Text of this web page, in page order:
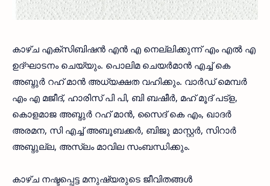
കാഴ്ച എക്‌സിബിഷന്‍ എന്‍ എ നെല്ലിക്കുന്ന് എം എല്‍ എ
ഉദ്ഘാടനം ചെയ്യും. പൊലിമ ചെയര്‍മാന്‍ എച്ച് കെ
അബ്ദുര്‍ റഹ് മാന്‍ അധ്യക്ഷത വഹിക്കും. വാര്‍ഡ് മെമ്പര്‍
എം എ മജീദ്, ഹാരിസ് പി പി, ബി ബഷീര്‍, മഹ് മൂദ് പട്‌ള,
കൊളമാജ അബ്ദുര്‍ റഹ് മാന്‍, സൈദ് കെ എം, ഖാദര്‍
അരമന, സി എച്ച് അബൂബക്കര്‍, ബിജു മാസ്റ്റര്‍, സിറാര്‍
അബ്ദുല്ല, അസ്ലം മാവില സംബന്ധിക്കും.
കാഴ്ച നഷ്ടപ്പെട്ട മനുഷ്യരുടെ ജീവിതങ്ങള്‍